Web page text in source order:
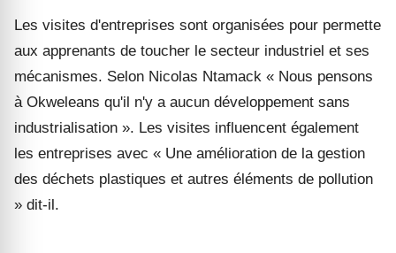
Les visites d'entreprises sont organisées pour permette
aux apprenants de toucher le secteur industriel et ses
mécanismes. Selon Nicolas Ntamack « Nous pensons
à Okweleans qu'il n'y a aucun développement sans
industrialisation ». Les visites influencent également
les entreprises avec « Une amélioration de la gestion
des déchets plastiques et autres éléments de pollution
» dit-il.